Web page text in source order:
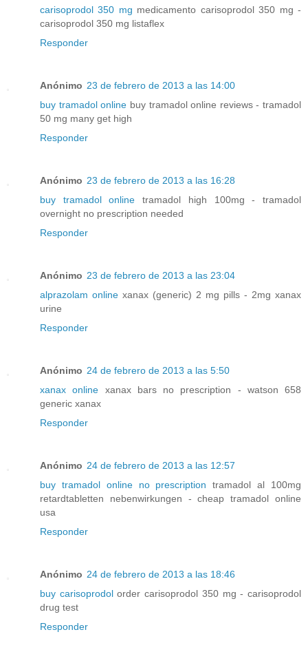
carisoprodol 350 mg medicamento carisoprodol 350 mg -
carisoprodol 350 mg listaflex
Responder
Anónimo 23 de febrero de 2013 a las 14:00
buy tramadol online buy tramadol online reviews - tramadol
50 mg many get high
Responder
Anónimo 23 de febrero de 2013 a las 16:28
buy tramadol online tramadol high 100mg - tramadol
overnight no prescription needed
Responder
Anónimo 23 de febrero de 2013 a las 23:04
alprazolam online xanax (generic) 2 mg pills - 2mg xanax
urine
Responder
Anónimo 24 de febrero de 2013 a las 5:50
xanax online xanax bars no prescription - watson 658
generic xanax
Responder
Anónimo 24 de febrero de 2013 a las 12:57
buy tramadol online no prescription tramadol al 100mg
retardtabletten nebenwirkungen - cheap tramadol online
usa
Responder
Anónimo 24 de febrero de 2013 a las 18:46
buy carisoprodolorder carisoprodol 350 mg - carisoprodol
drug test
Responder